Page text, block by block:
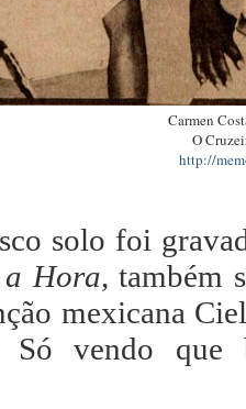
Carmen
O
http://
solo foi
a Hora, também
mexicana
Só vendo que